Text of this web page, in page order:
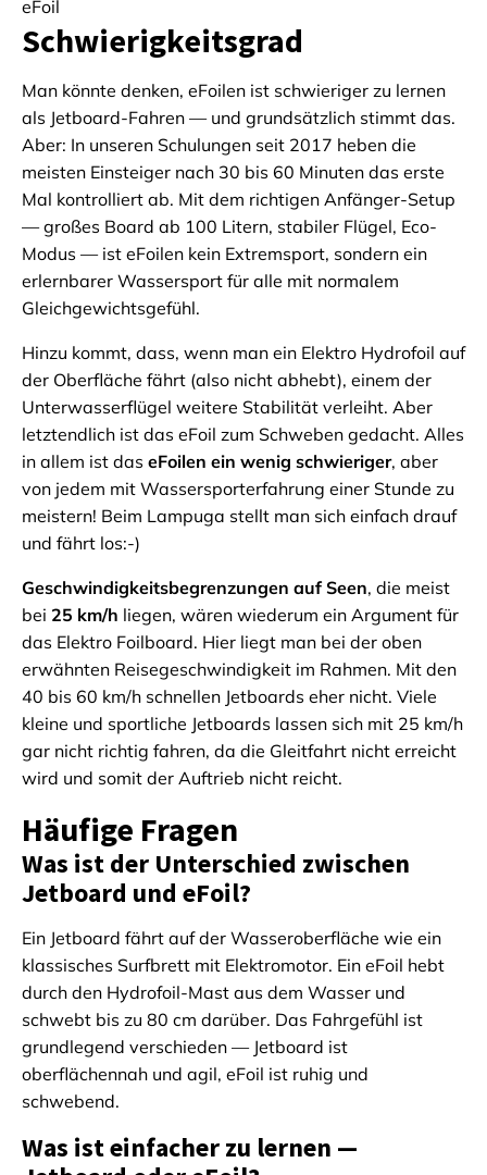
eFoil
Schwierigkeitsgrad
Man könnte denken, eFoilen ist schwieriger zu lernen
als Jetboard-Fahren — und grundsätzlich stimmt das.
Aber: In unseren Schulungen seit 2017 heben die
meisten Einsteiger nach 30 bis 60 Minuten das erste
Mal kontrolliert ab. Mit dem richtigen Anfänger-Setup
— großes Board ab 100 Litern, stabiler Flügel, Eco-
Modus — ist eFoilen kein Extremsport, sondern ein
erlernbarer Wassersport für alle mit normalem
Gleichgewichtsgefühl.
Hinzu kommt, dass, wenn man ein Elektro Hydrofoil auf
der Oberfläche fährt (also nicht abhebt), einem der
Unterwasserflügel weitere Stabilität verleiht. Aber
letztendlich ist das eFoil zum Schweben gedacht. Alles
in allem ist das eFoilen ein wenig schwieriger, aber
von jedem mit Wassersporterfahrung einer Stunde zu
meistern! Beim Lampuga stellt man sich einfach drauf
und fährt los:-)
Geschwindigkeitsbegrenzungen auf Seen, die meist
bei 25 km/h liegen, wären wiederum ein Argument für
das Elektro Foilboard. Hier liegt man bei der oben
erwähnten Reisegeschwindigkeit im Rahmen. Mit den
40 bis 60 km/h schnellen Jetboards eher nicht. Viele
kleine und sportliche Jetboards lassen sich mit 25 km/h
gar nicht richtig fahren, da die Gleitfahrt nicht erreicht
wird und somit der Auftrieb nicht reicht.
Häufige Fragen
Was ist der Unterschied zwischen
Jetboard und eFoil?
Ein Jetboard fährt auf der Wasseroberfläche wie ein
klassisches Surfbrett mit Elektromotor. Ein eFoil hebt
durch den Hydrofoil-Mast aus dem Wasser und
schwebt bis zu 80 cm darüber. Das Fahrgefühl ist
grundlegend verschieden — Jetboard ist
oberflächennah und agil, eFoil ist ruhig und
schwebend.
Was ist einfacher zu lernen —